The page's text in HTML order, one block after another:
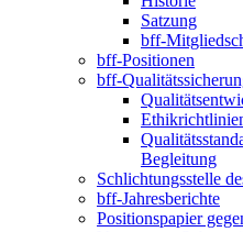
Satzung
bff-
bff-Positionen
bff-
Begleitung
Schlichtungsstelle
bff-Jahresberichte
Positionspapier